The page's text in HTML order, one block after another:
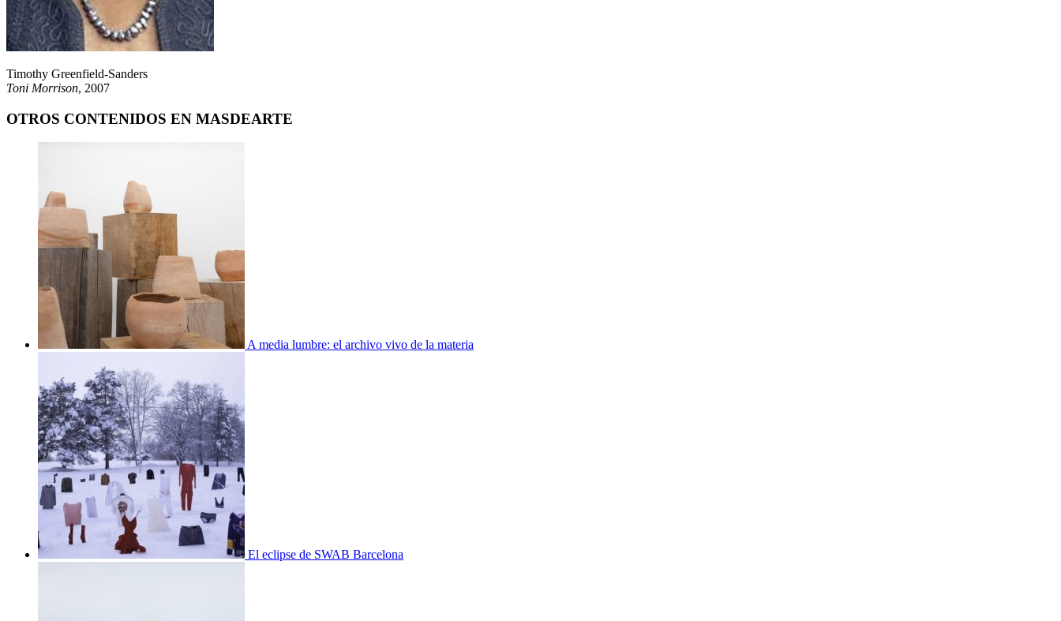
Timothy Greenfield-Sanders
Toni Morrison, 2007
OTROS CONTENIDOS EN MASDEARTE
A media lumbre: el archivo vivo de la materia
El eclipse de SWAB Barcelona